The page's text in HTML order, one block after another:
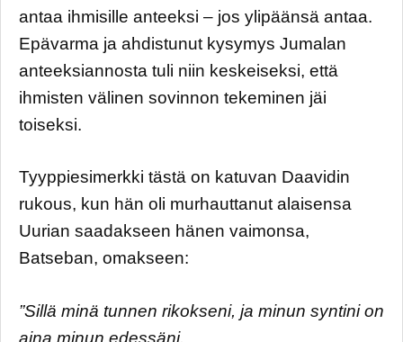
antaa ihmisille anteeksi – jos ylipäänsä antaa.
Epävarma ja ahdistunut kysymys Jumalan
anteeksiannosta tuli niin keskeiseksi, että
ihmisten välinen sovinnon tekeminen jäi
toiseksi.
Tyyppiesimerkki tästä on katuvan Daavidin
rukous, kun hän oli murhauttanut alaisensa
Uurian saadakseen hänen vaimonsa,
Batseban, omakseen:
”Sillä minä tunnen rikokseni, ja minun syntini on
aina minun edessäni.